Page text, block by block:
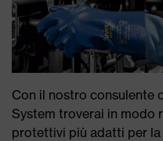
Con il nostro consulente
System troverai in modo
protettivi più adatti per